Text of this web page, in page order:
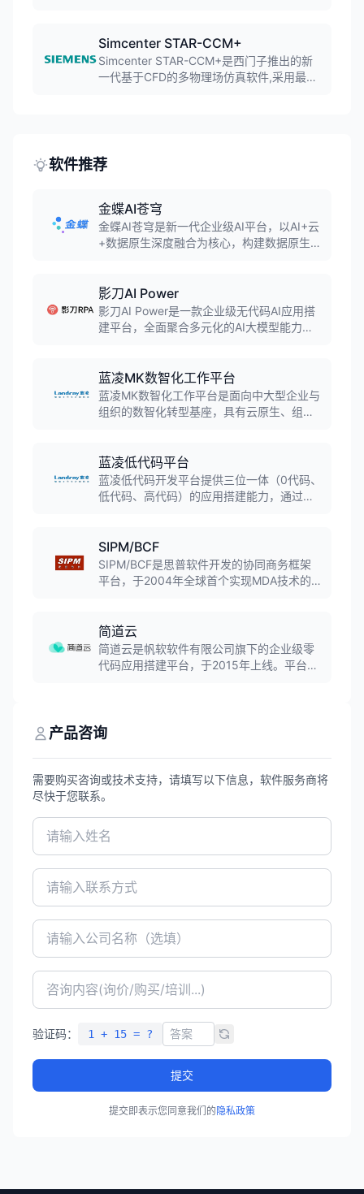
推进等系统仿真,广泛应用于航空航天、汽车
等领域。
Simcenter STAR-CCM+
Simcenter STAR-CCM+是西门子推出的新
一代基于CFD的多物理场仿真软件,采用最先
软件推荐
金蝶AI苍穹
金蝶AI苍穹是新一代企业级AI平台，以AI+云
+数据原生深度融合为核心，构建数据原生、
影刀AI Power
影刀AI Power是一款企业级无代码AI应用搭
建平台，全面聚合多元化的AI大模型能力，
用。支持知识库管理、AI工作流搭建、智能
体部署等功能。
蓝凌MK数智化工作平台
蓝凌MK数智化工作平台是面向中大型企业与
组织的数智化转型基座，具有云原生、组装
撑企业持续推进数智化建设，让协同更智
能，让组织更智慧。
蓝凌低代码平台
蓝凌低代码开发平台提供三位一体（0代码、
低代码、高代码）的应用搭建能力，通过业
计，大幅降低企业应用开发门槛。
SIPM/BCF
SIPM/BCF是思普软件开发的协同商务框架
平台，于2004年全球首个实现MDA技术的
能实现业务的IT化。
简道云
简道云是帆软软件有限公司旗下的企业级零
代码应用搭建平台，于2015年上线。平台提
编写代码即可实现个性化业务应用。
产品咨询
需要购买咨询或技术支持，请填写以下信息，软件服务商将
尽快于您联系。
验证码： 1 + 15 = ?
提交
提交即表示您同意我们的隐私政策